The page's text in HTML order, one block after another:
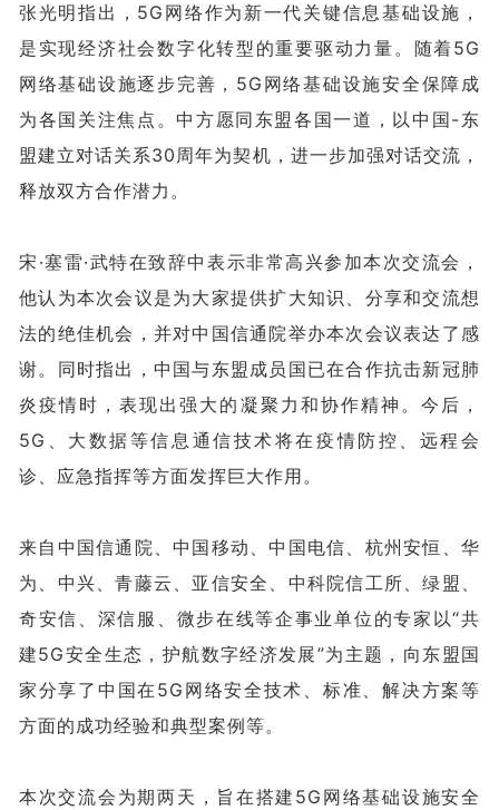
张光明指出，5G网络作为新一代关键信息基础设施，
是实现经济社会数字化转型的重要驱动力量。随着5G
网络基础设施逐步完善，5G网络基础设施安全保障成
为各国关注焦点。中方愿同东盟各国一道，以中国-东
盟建立对话关系30周年为契机，进一步加强对话交流，
释放双方合作潜力。
宋·塞雷·武特在致辞中表示非常高兴参加本次交流会，
他认为本次会议是为大家提供扩大知识、分享和交流想
法的绝佳机会，并对中国信通院举办本次会议表达了感
谢。同时指出，中国与东盟成员国已在合作抗击新冠肺
炎疫情时，表现出强大的凝聚力和协作精神。今后，
5G、大数据等信息通信技术将在疫情防控、远程会
诊、应急指挥等方面发挥巨大作用。
来自中国信通院、中国移动、中国电信、杭州安恒、华
为、中兴、青藤云、亚信安全、中科院信工所、绿盟、
奇安信、深信服、微步在线等企事业单位的专家以“共
建5G安全生态，护航数字经济发展”为主题，向东盟国
家分享了中国在5G网络安全技术、标准、解决方案等
方面的成功经验和典型案例等。
本次交流会为期两天，旨在搭建5G网络基础设施安全